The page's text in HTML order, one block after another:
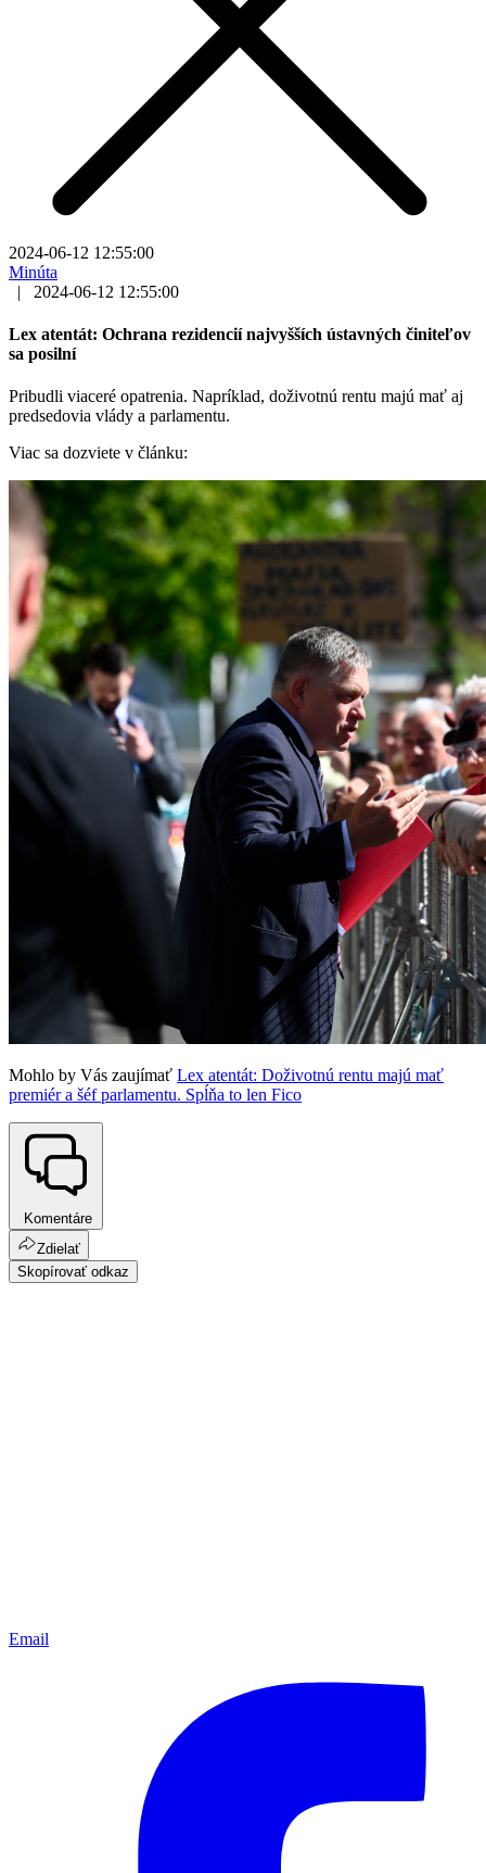
2024-06-12 12:55:00
Minúta
|
2024-06-12 12:55:00
Lex atentát: Ochrana rezidencií najvyšších ústavných činiteľov
sa posilní
Pribudli viaceré opatrenia. Napríklad, doživotnú rentu majú mať aj
predsedovia vlády a parlamentu.
Viac sa dozviete v článku:
Mohlo by Vás zaujímať Lex atentát: Doživotnú rentu majú mať
premiér a šéf parlamentu. Spĺňa to len Fico
Komentáre
Zdielať
Skopírovať odkaz
Email